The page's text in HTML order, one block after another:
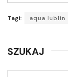
Tagi: aqua lublin
SZUKAJ